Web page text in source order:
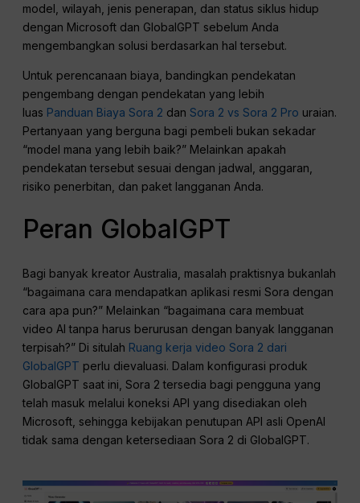
model, wilayah, jenis penerapan, dan status siklus hidup
dengan Microsoft dan GlobalGPT sebelum Anda
mengembangkan solusi berdasarkan hal tersebut.
Untuk perencanaan biaya, bandingkan pendekatan
pengembang dengan pendekatan yang lebih
luas Panduan Biaya Sora 2 danSora 2 vs Sora 2 Pro uraian.
Pertanyaan yang berguna bagi pembeli bukan sekadar
“model mana yang lebih baik?” Melainkan apakah
pendekatan tersebut sesuai dengan jadwal, anggaran,
risiko penerbitan, dan paket langganan Anda.
Peran GlobalGPT
Bagi banyak kreator Australia, masalah praktisnya bukanlah
“bagaimana cara mendapatkan aplikasi resmi Sora dengan
cara apa pun?” Melainkan “bagaimana cara membuat
video AI tanpa harus berurusan dengan banyak langganan
terpisah?” Di situlah Ruang kerja video Sora 2 dari
GlobalGPT perlu dievaluasi. Dalam konfigurasi produk
GlobalGPT saat ini, Sora 2 tersedia bagi pengguna yang
telah masuk melalui koneksi API yang disediakan oleh
Microsoft, sehingga kebijakan penutupan API asli OpenAI
tidak sama dengan ketersediaan Sora 2 di GlobalGPT.